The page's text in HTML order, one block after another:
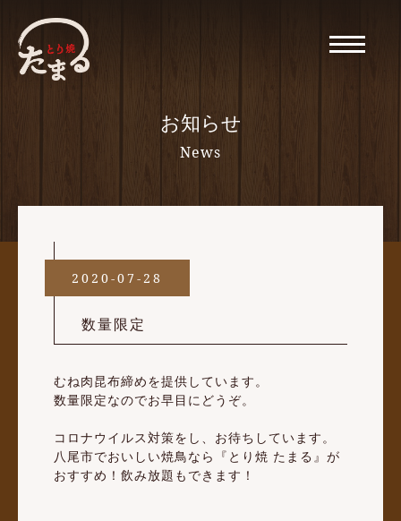
お知らせ
News
2020-07-28
数量限定
むね肉昆布締めを提供しています。
数量限定なのでお早目にどうぞ。
コロナウイルス対策をし、お待ちしています。
八尾市でおいしい焼鳥なら『とり焼 たまる』が
おすすめ！飲み放題もできます！